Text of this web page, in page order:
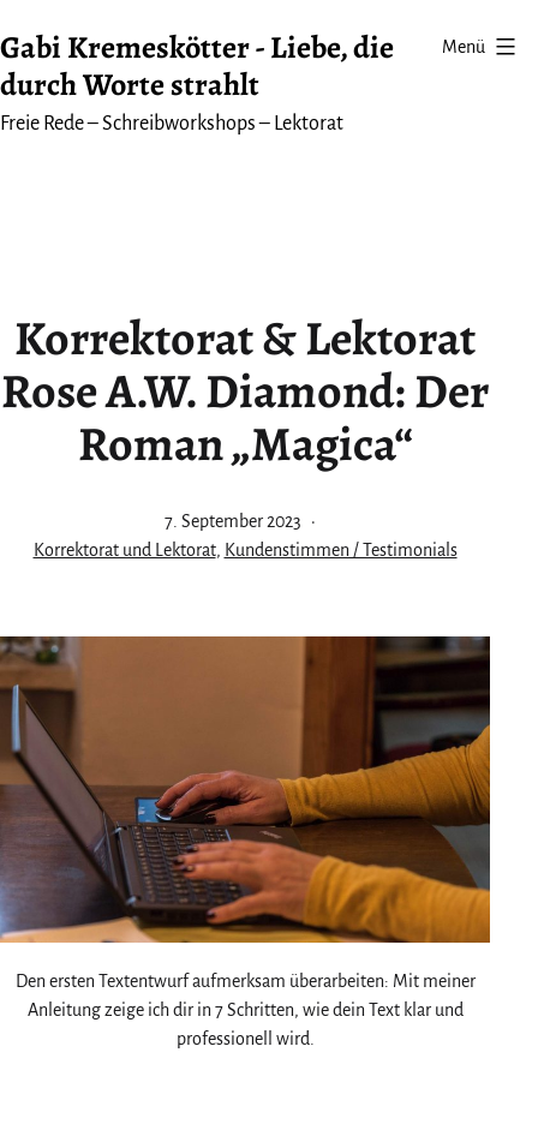
Inhalt
springen
Gabi Kremeskötter - Liebe, die
durch Worte strahlt
Freie Rede – Schreibworkshops – Lektorat
Menü
Korrektorat & Lektorat
Rose A.W. Diamond: Der
Roman „Magica“
Veröffentlicht
am
7. September 2023
Kategorisiert
Korrektorat und Lektorat, Kundenstimmen / Testimonials
Den ersten Textentwurf aufmerksam überarbeiten: Mit meiner
Anleitung zeige ich dir in 7 Schritten, wie dein Text klar und
professionell wird.